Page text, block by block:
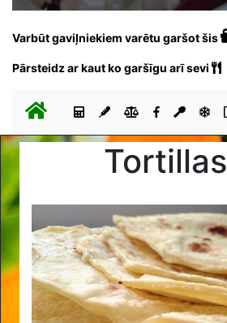
Varbūt gaviļniekiem varētu garšot šis
Pārsteidz ar kaut ko garšīgu arī sevi
Tortillas